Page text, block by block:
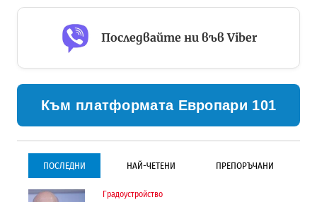
Последвайте ни във Viber
Към платформата Европари 101
ПОСЛЕДНИ НАЙ-ЧЕТЕНИ ПРЕПОРЪЧАНИ
Градоустройство
Градоустройство
Инфраструктура